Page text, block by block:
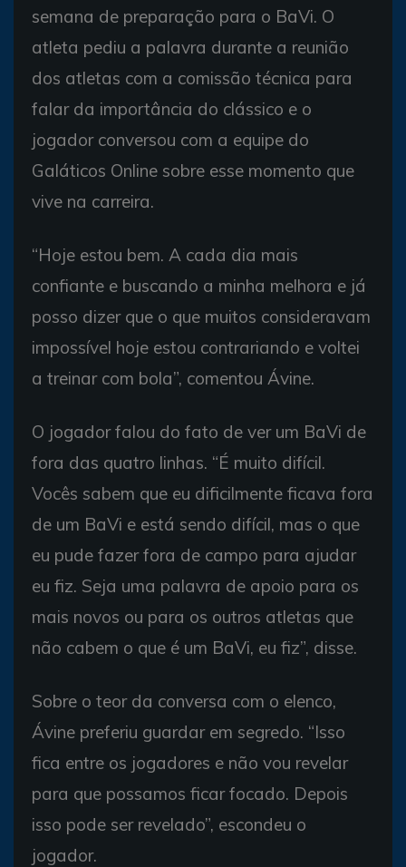
semana de preparação para o BaVi. O
atleta pediu a palavra durante a reunião
dos atletas com a comissão técnica para
falar da importância do clássico e o
jogador conversou com a equipe do
Galáticos Online sobre esse momento que
vive na carreira.
“Hoje estou bem. A cada dia mais
confiante e buscando a minha melhora e já
posso dizer que o que muitos consideravam
impossível hoje estou contrariando e voltei
a treinar com bola”, comentou Ávine.
O jogador falou do fato de ver um BaVi de
fora das quatro linhas. “É muito difícil.
Vocês sabem que eu dificilmente ficava fora
de um BaVi e está sendo difícil, mas o que
eu pude fazer fora de campo para ajudar
eu fiz. Seja uma palavra de apoio para os
mais novos ou para os outros atletas que
não cabem o que é um BaVi, eu fiz”, disse.
Sobre o teor da conversa com o elenco,
Ávine preferiu guardar em segredo. “Isso
fica entre os jogadores e não vou revelar
para que possamos ficar focado. Depois
isso pode ser revelado”, escondeu o
jogador.